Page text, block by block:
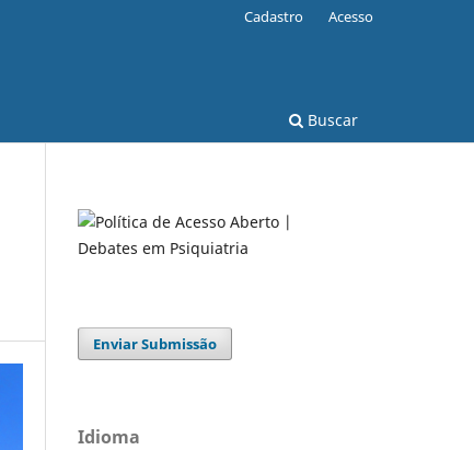
Buscar
Cadastro Acesso
Enviar Submissão
Idioma